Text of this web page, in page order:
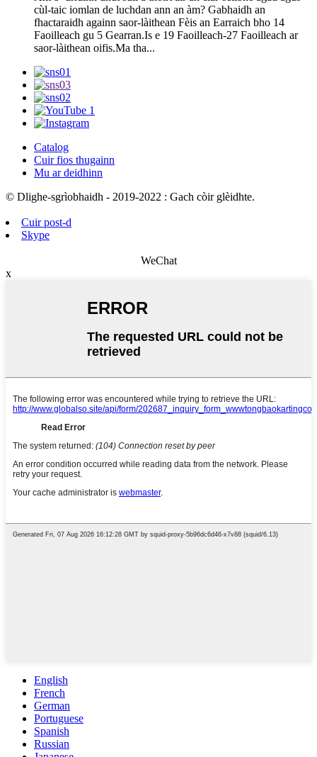
cùl-taic iomlan de luchdan ann an àm? Gabhaidh an
fhactaraidh againn saor-làithean Fèis an Earraich bho 14
Faoilleach gu 5 Gearran.Is e 19 Faoilleach-27 Faoilleach ar
saor-làithean oifis.Ma tha...
Catalog
Cuir fios thugainn
Mu ar deidhinn
© Dlighe-sgrìobhaidh - 2019-2022 : Gach còir glèidhte.
Cuir post-d
Skype
WeChat
x
English
French
German
Portuguese
Spanish
Russian